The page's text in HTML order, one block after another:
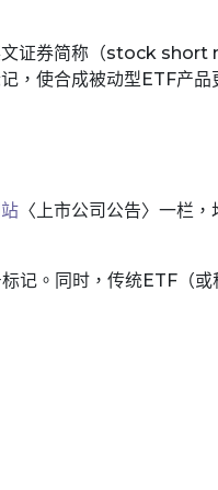
文证券简称（stock
，使合成被动型ETF产品
〈上市公司公告〉一栏
。同时，传统ETF（或